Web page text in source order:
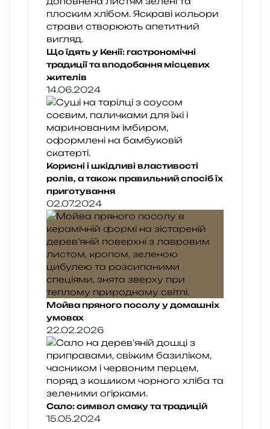
Що їдять у Кенії: гастрономічні
традиції та вподобання місцевих
жителів
14.06.2024
Корисні і шкідливі властивості
ролів, а також правильний спосіб їх
приготування
02.07.2024
Мойва пряного посолу у домашніх
умовах
22.02.2026
Сало: символ смаку та традицій
15.05.2024